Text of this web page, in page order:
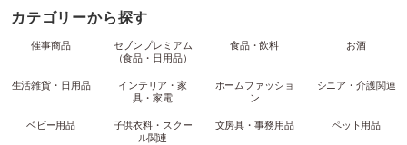
カテゴリーから探す
催事商品
セブンプレミアム
（食品・日用品）
食品・飲料 お酒
生活雑貨・日用品
インテリア・家
具・家電
ホームファッショ
ン
シニア・介護関連
ベビー用品
子供衣料・スクー
ル関連
文房具・事務用品 ペット用品